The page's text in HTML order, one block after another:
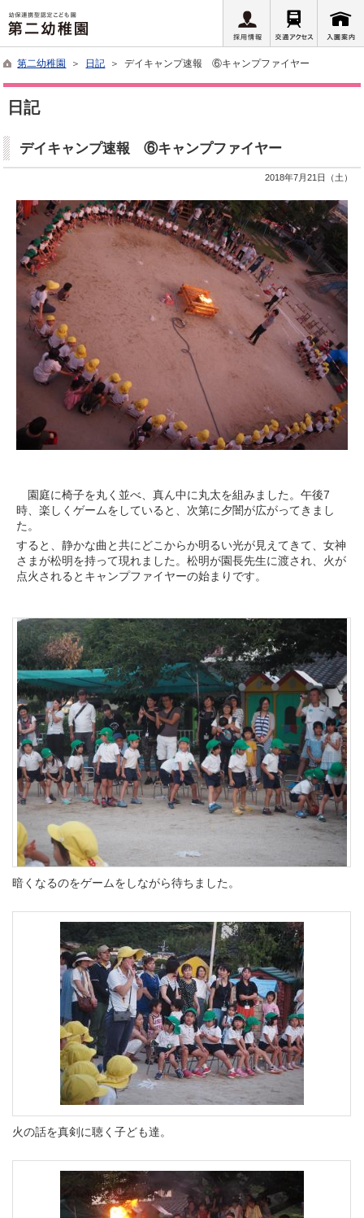
第二幼稚園 ＞ 日記 ＞ デイキャンプ速報 ⑥キャンプファイヤー
日記
デイキャンプ速報 ⑥キャンプファイヤー
2018年7月21日（土）
園庭に椅子を丸く並べ、真ん中に丸太を組みました。午後7
時、楽しくゲームをしていると、次第に夕闇が広がってきまし
た。
すると、静かな曲と共にどこからか明るい光が見えてきて、女神
さまが松明を持って現れました。松明が園長先生に渡され、火が
点火されるとキャンプファイヤーの始まりです。
暗くなるのをゲームをしながら待ちました。
火の話を真剣に聴く子ども達。